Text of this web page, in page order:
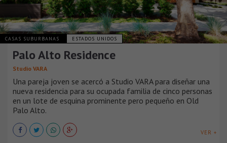
CASAS SUBURBANAS ESTADOS UNIDOS
Palo Alto Residence
Studio VARA
Una pareja joven se acercó a Studio VARA para diseñar una
nueva residencia para su ocupada familia de cinco personas
en un lote de esquina prominente pero pequeño en Old
Palo Alto.
VER +